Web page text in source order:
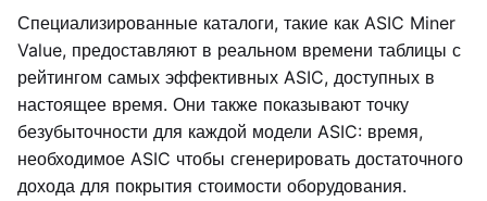
Специализированные каталоги, такие как ASIC Miner
Value, предоставляют в реальном времени таблицы с
рейтингом самых эффективных ASIC, доступных в
настоящее время. Они также показывают точку
безубыточности для каждой модели ASIC: время,
необходимое ASIC чтобы сгенерировать достаточного
дохода для покрытия стоимости оборудования.